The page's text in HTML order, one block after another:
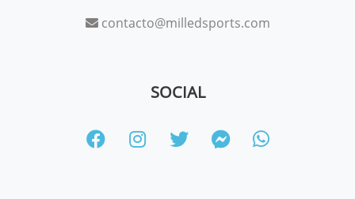
contacto@milledsports.com
SOCIAL